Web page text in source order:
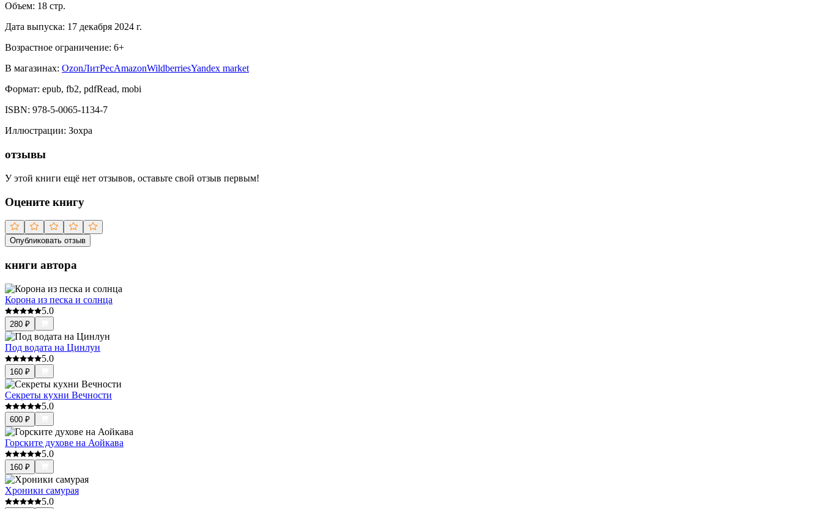
Объем: 18 стр.
Дата выпуска: 17 декабря 2024 г.
Возрастное ограничение: 6+
В магазинах: OzonЛитРесAmazonWildberriesYandex market
Формат: epub, fb2, pdfRead, mobi
ISBN: 978-5-0065-1134-7
Иллюстрации: Зохра
отзывы
У этой книги ещё нет отзывов, оставьте свой отзыв первым!
Оцените книгу
Опубликовать отзыв
книги автора
Корона из песка и солнца
5.0
280 ₽
Под водата на Цинлун
5.0
160 ₽
Секреты кухни Вечности
5.0
600 ₽
Горските духове на Аойкава
5.0
160 ₽
Хроники самурая
5.0